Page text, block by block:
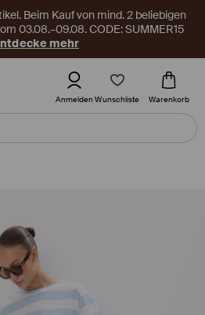
Beim Kauf von mind. 2 beliebigen
03.08.–09.08. CODE: SUMMER15
mehr
Anmelden Wunschliste Warenkorb